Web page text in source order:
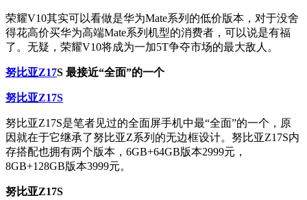
荣耀V10其实可以看做是华为Mate系列的低价版本，对于没舍
得花高价买华为高端Mate系列机型的消费者，可以说是有福
了。无疑，荣耀V10将成为一加5T争夺市场的最大敌人。
努比亚Z17S 最接近“全面”的一个
努比亚Z17S
努比亚Z17S是笔者见过的全面屏手机中最“全面”的一个，原
因就在于它继承了努比亚Z系列的无边框设计。努比亚Z17S内
存搭配也拥有两个版本，6GB+64GB版本2999元，
8GB+128GB版本3999元。
努比亚Z17S